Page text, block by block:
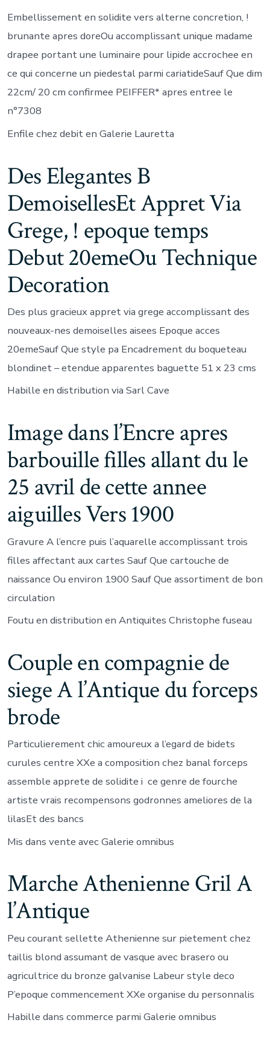
Embellissement en solidite vers alterne concretion, !
brunante apres doreOu accomplissant unique madame
drapee portant une luminaire pour lipide accrochee en
ce qui concerne un piedestal parmi cariatideSauf Que dim
22cm/ 20 cm confirmee PEIFFER* apres entree le
n°7308
Enfile chez debit en Galerie Lauretta
Des Elegantes B
DemoisellesEt Appret Via
Grege, ! epoque temps
Debut 20emeOu Technique
Decoration
Des plus gracieux appret via grege accomplissant des
nouveaux-nes demoiselles aisees Epoque acces
20emeSauf Que style pa Encadrement du boqueteau
blondinet – etendue apparentes baguette 51 x 23 cms
Habille en distribution via Sarl Cave
Image dans l’Encre apres
barbouille filles allant du le
25 avril de cette annee
aiguilles Vers 1900
Gravure A l’encre puis l’aquarelle accomplissant trois
filles affectant aux cartes Sauf Que cartouche de
naissance Ou environ 1900 Sauf Que assortiment de bon
circulation
Foutu en distribution en Antiquites Christophe fuseau
Couple en compagnie de
siege A l’Antique du forceps
brode
Particulierement chic amoureux a l’egard de bidets
curules centre XXe a composition chez banal forceps
assemble apprete de solidite i ce genre de fourche
artiste vrais recompensons godronnes ameliores de la
lilasEt des bancs
Mis dans vente avec Galerie omnibus
Marche Athenienne Gril A
l’Antique
Peu courant sellette Athenienne sur pietement chez
taillis blond assumant de vasque avec brasero ou
agricultrice du bronze galvanise Labeur style deco
P’epoque commencement XXe organise du personnalis
Habille dans commerce parmi Galerie omnibus